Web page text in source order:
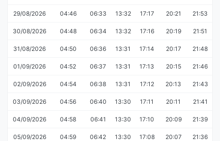
29/08/2026 04:46 06:33 13:32 17:17 20:21 21:53
30/08/2026 04:48 06:34 13:32 17:16 20:19 21:51
31/08/2026 04:50 06:36 13:31 17:14 20:17 21:48
01/09/2026 04:52 06:37 13:31 17:13 20:15 21:46
02/09/2026 04:54 06:38 13:31 17:12 20:13 21:43
03/09/2026 04:56 06:40 13:30 17:11 20:11 21:41
04/09/2026 04:58 06:41 13:30 17:10 20:09 21:39
05/09/2026 04:59 06:42 13:30 17:08 20:07 21:36